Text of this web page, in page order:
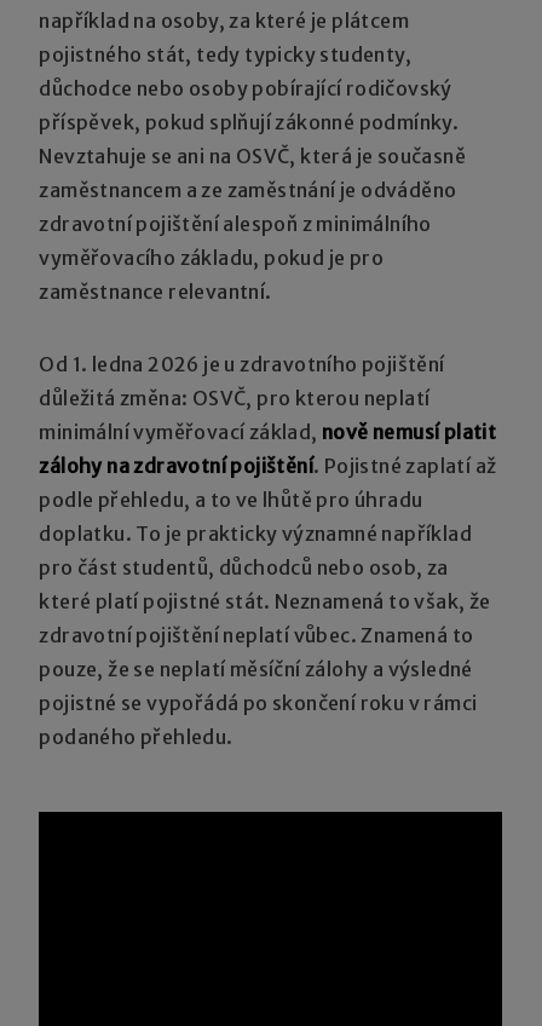
například na osoby, za které je plátcem
pojistného stát, tedy typicky studenty,
důchodce nebo osoby pobírající rodičovský
příspěvek, pokud splňují zákonné podmínky.
Nevztahuje se ani na OSVČ, která je současně
zaměstnancem a ze zaměstnání je odváděno
zdravotní pojištění alespoň z minimálního
vyměřovacího základu, pokud je pro
zaměstnance relevantní.
Od 1. ledna 2026 je u zdravotního pojištění
důležitá změna: OSVČ, pro kterou neplatí
minimální vyměřovací základ, nově nemusí platit
zálohy na zdravotní pojištění. Pojistné zaplatí až
podle přehledu, a to ve lhůtě pro úhradu
doplatku. To je prakticky významné například
pro část studentů, důchodců nebo osob, za
které platí pojistné stát. Neznamená to však, že
zdravotní pojištění neplatí vůbec. Znamená to
pouze, že se neplatí měsíční zálohy a výsledné
pojistné se vypořádá po skončení roku v rámci
podaného přehledu.